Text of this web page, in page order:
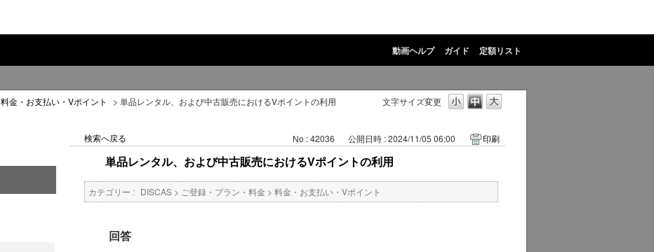
動画ヘルプ ガイド 定額リスト
文字サイズ変更
料金・お支払い・Vポイント > 単品レンタル、および中古販売におけるVポイントの利用
検索へ戻る No : 42036 公開日時 : 2024/11/05 06:00 印刷
単品レンタル、および中古販売におけるVポイントの利用
カテゴリー : DISCAS > ご登録・プラン・料金 > 料金・お支払い・Vポイント
回答